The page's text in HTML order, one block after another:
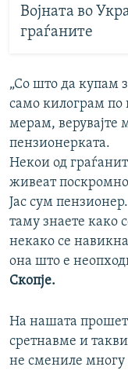
Војната во
граѓаните
„Со што да купам
само килограм по
мерам, верувајте
пензионерката.
Некои од
живеат
Јас сум
таму знаете како
некако се
она што е
Скопје.
На нашата
сретнавме и
не смениле